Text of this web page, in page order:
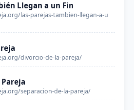
Llegan a un Fin
las-parejas-tambien-llegan-a-u
divorcio-de-la-pareja/
separacion-de-la-pareja/